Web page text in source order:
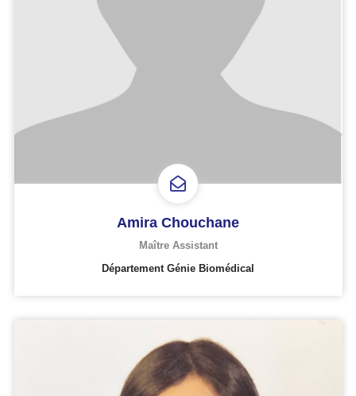
Amira Chouchane
Maître Assistant
Département Génie Biomédical